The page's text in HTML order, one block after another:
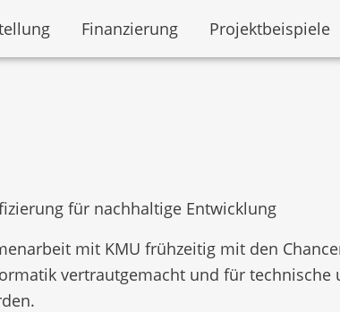
Finanzierung Projektbeispiele
für nachhaltige Entwicklung
mit KMU frühzeitig mit den
vertrautgemacht und für